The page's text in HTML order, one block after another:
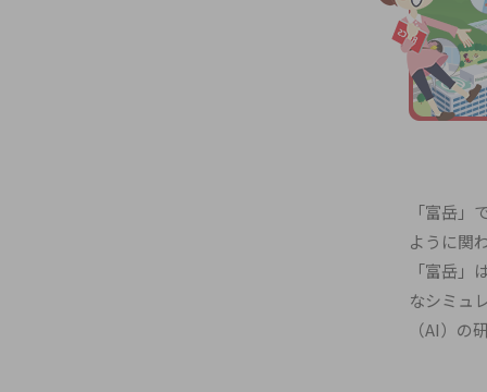
「富岳
ように関
「富岳
なシミュ
（AI）の